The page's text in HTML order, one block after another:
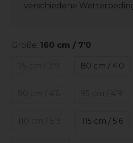
verschiedene
Größe: 160 cm / 7'0
80 cm / 4'0
115 cm / 5'6